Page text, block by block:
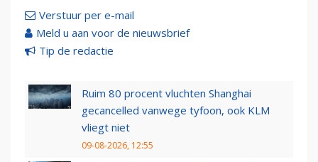
Verstuur per e-mail
Meld u aan voor de nieuwsbrief
Tip de redactie
Ruim 80 procent vluchten Shanghai
gecancelled vanwege tyfoon, ook KLM
vliegt niet
09-08-2026, 12:55